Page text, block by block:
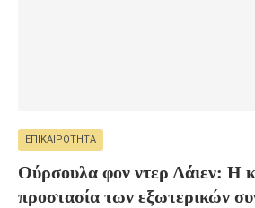
ΕΠΙΚΑΙΡΌΤΗΤΑ
Ούρσουλα φον ντερ Λάιεν: H
προστασία των εξωτερικών